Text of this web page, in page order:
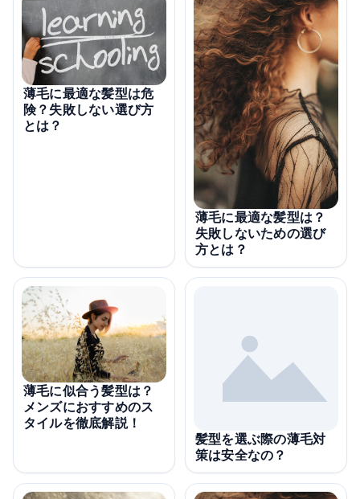
薄毛に最適な髪型は危
険？失敗しない選び方
とは？
薄毛に最適な髪型は？
失敗しないための選び
方とは？
薄毛に似合う髪型は？
メンズにおすすめのス
タイルを徹底解説！
髪型を選ぶ際の薄毛対
策は安全なの？